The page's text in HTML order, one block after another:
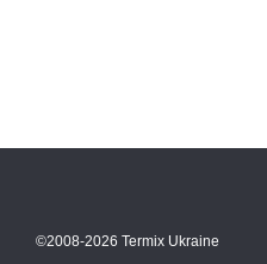
©2008-2026 Termix Ukraine